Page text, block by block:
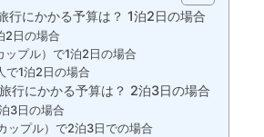
行にかかる予算は？ 1泊2日の場合
2日の場合
ップル）で1泊2日の場合
で1泊2日の場合
行にかかる予算は？ 2泊3日の場合
3日の場合
ップル）で2泊3日での場合